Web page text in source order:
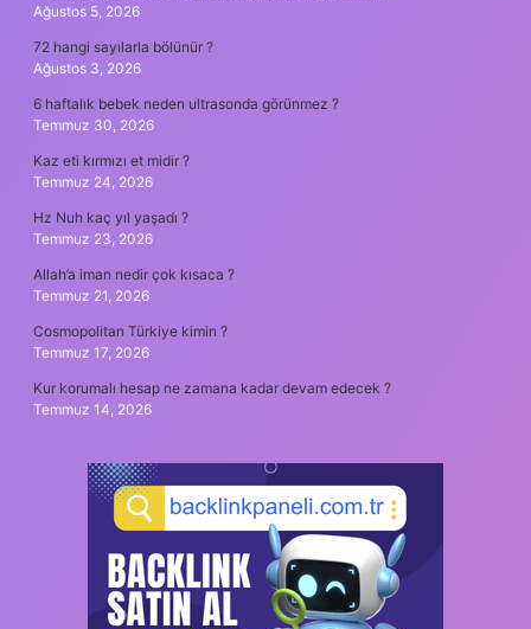
Ağustos 5, 2026
72 hangi sayılarla bölünür ?
Ağustos 3, 2026
6 haftalık bebek neden ultrasonda görünmez ?
Temmuz 30, 2026
Kaz eti kırmızı et midir ?
Temmuz 24, 2026
Hz Nuh kaç yıl yaşadı ?
Temmuz 23, 2026
Allah’a iman nedir çok kısaca ?
Temmuz 21, 2026
Cosmopolitan Türkiye kimin ?
Temmuz 17, 2026
Kur korumalı hesap ne zamana kadar devam edecek ?
Temmuz 14, 2026